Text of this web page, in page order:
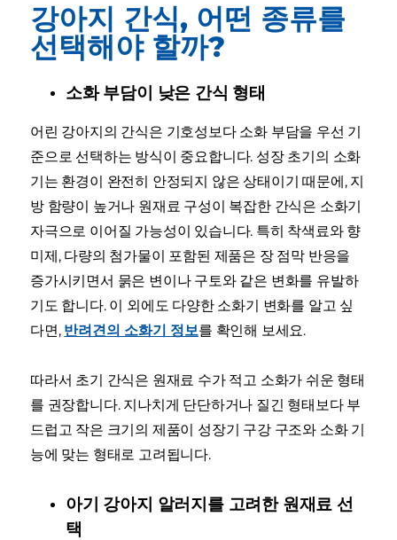
강아지 간식, 어떤 종류를
선택해야 할까?
소화 부담이 낮은 간식 형태
어린 강아지의 간식은 기호성보다 소화 부담을 우선 기
준으로 선택하는 방식이 중요합니다. 성장 초기의 소화
기는 환경이 완전히 안정되지 않은 상태이기 때문에, 지
방 함량이 높거나 원재료 구성이 복잡한 간식은 소화기
자극으로 이어질 가능성이 있습니다. 특히 착색료와 향
미제, 다량의 첨가물이 포함된 제품은 장 점막 반응을
증가시키면서 묽은 변이나 구토와 같은 변화를 유발하
기도 합니다. 이 외에도 다양한 소화기 변화를 알고 싶
다면, 반려견의 소화기 정보를 확인해 보세요.
따라서 초기 간식은 원재료 수가 적고 소화가 쉬운 형태
를 권장합니다. 지나치게 단단하거나 질긴 형태보다 부
드럽고 작은 크기의 제품이 성장기 구강 구조와 소화 기
능에 맞는 형태로 고려됩니다.
아기 강아지 알러지를 고려한 원재료 선
택